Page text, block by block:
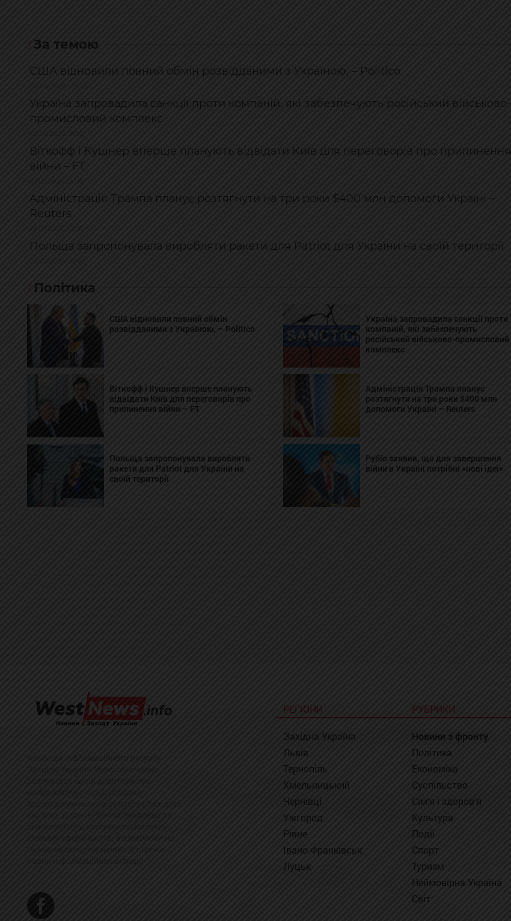
За темою
США відновили повний обмін розвідданими з Україною, – Politico
Україна запровадила санкції проти компаній, які забезпечують російський військово-
промисловий комплекс
Віткофф і Кушнер вперше планують відвідати Київ для переговорів про припинення
війни – FT
Адміністрація Трампа планує розтягнути на три роки $400 млн допомоги Україні –
Reuters
Польща запропонувала виробляти ракети для Patriot для України на своїй території
Політика
США відновили повний обмін
розвідданими з Україною, – Politico
Україна запровадила санкції проти
компаній, які забезпечують
російський військово-промисловий
комплекс
Віткофф і Кушнер вперше планують
відвідати Київ для переговорів про
припинення війни – FT
Адміністрація Трампа планує
розтягнути на три роки $400 млн
допомоги Україні – Reuters
Польща запропонувала виробляти
ракети для Patriot для України на
своїй території
Рубіо заявив, що для завершення
війни в Україні потрібні «нові ідеї»
РЕГІОНИ
Західна Україна
Львів
Тернопіль
Хмельницький
Чернівці
Ужгород
Рівне
Івано-Франківськ
Луцьк
РУБРИКИ
Новини з фронту
Політика
Економіка
Суспільство
Сім'я і здоров'я
Культура
Події
Спорт
Туризм
Неймовірна Україна
Світ